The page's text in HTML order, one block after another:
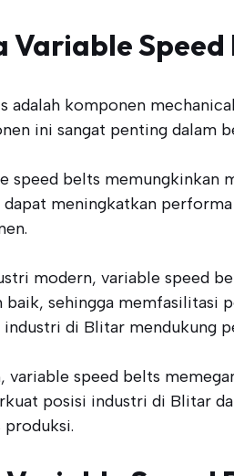
Variable
adalah komponen
ini sangat penting
speed belts
meningkatkan
modern, variable speed
sehingga memfasilitasi
di Blitar mendukung
variable speed belts
posisi industri di Blitar
produksi.